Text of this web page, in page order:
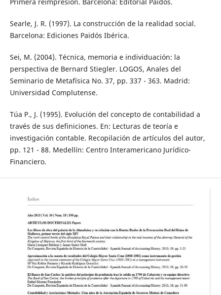
Searle, J. R. (1997). La construcción de la realidad social.
Barcelona: Ediciones Paidós Ibérica.
Sei, M. (2004). Técnica, memoria e individuación: la
perspectiva de Bernard Stiegler. LOGOS, Anales del
Seminario de Metafísica No. 37, pp. 337 - 363. Madrid:
Universidad Complutense.
Túa P., J. (1995). Evolución del concepto de contabilidad a
través de sus definiciones. En: Lecturas de teoría e
investigación contable. Recopilación de artículos del autor,
pp. 121 - 88. Medellín: Centro Interamericano Jurídico-
Financiero.